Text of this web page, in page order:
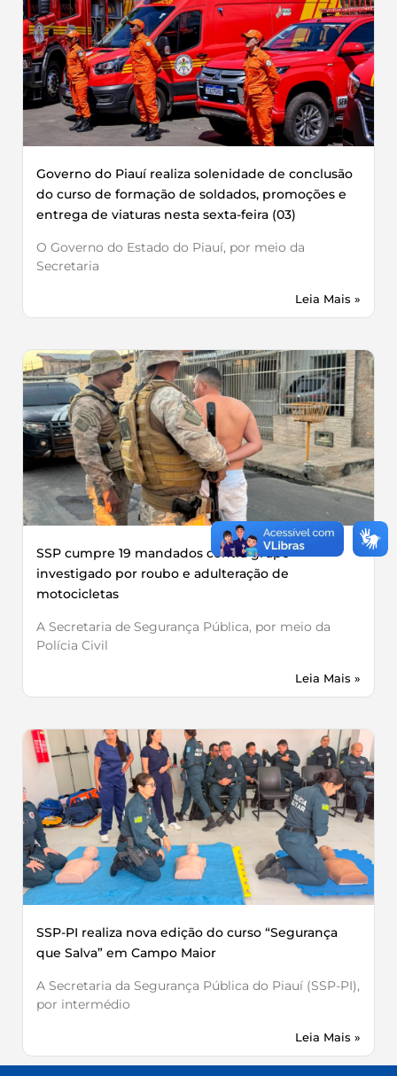
Governo do Piauí realiza solenidade de conclusão
do curso de formação de soldados, promoções e
entrega de viaturas nesta sexta-feira (03)
O Governo do Estado do Piauí, por meio da
Secretaria
Leia Mais »
SSP cumpre 19 mandados contra grupo
investigado por roubo e adulteração de
motocicletas
A Secretaria de Segurança Pública, por meio da
Polícia Civil
Leia Mais »
SSP-PI realiza nova edição do curso “Segurança
que Salva” em Campo Maior
A Secretaria da Segurança Pública do Piauí (SSP-PI),
por intermédio
Leia Mais »